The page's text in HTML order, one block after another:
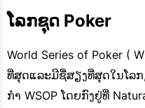
ໂລກຊຸດ Poker
World Series of Poker (
ທີ່ສຸດແລະມີຊື່ສຽງທີ່ສຸດໃນໂລ
ກໍາ WSOP ໂດຍກົງຢູ່ທີ່